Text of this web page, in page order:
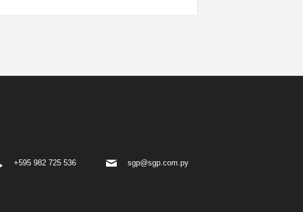
+595 982 725 536 sgp@sgp.com.py